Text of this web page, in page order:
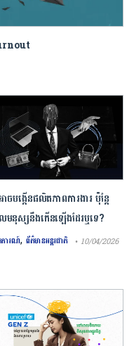
បង្កើនផលិតភាពការងារ ប៉ុន្តែ
នុស្សនឹងកើនឡើងដែរឬទេ?
ារណ៍, ព័ត៌មានអន្តរជាតិ • 10/04/2026